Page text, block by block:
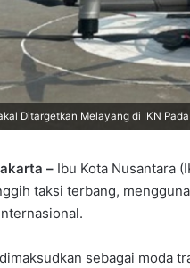
Ditargetkan Melayang di IKN
– Ibu Kota Nusantara
taksi terbang,
sebagai moda